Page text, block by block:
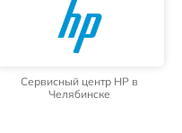
Сервисный центр HP в
Челябинске